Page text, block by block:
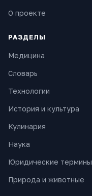
О проекте
РАЗДЕЛЫ
Медицина
Словарь
Технологии
История и культура
Кулинария
Наука
Юридические термины
Природа и животные